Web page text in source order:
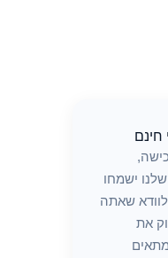
חינם
ישמחו
שאתה
את